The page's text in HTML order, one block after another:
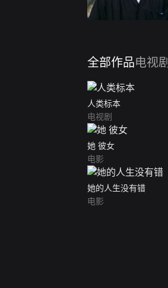
全部作品电视剧
人类标本
电视剧
她 彼女
电影
她的人生没有错
电影